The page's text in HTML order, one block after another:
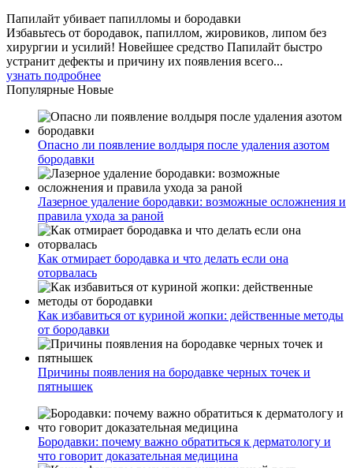
Папилайт убивает папилломы и бородавки
Избавьтесь от бородавок, папиллом, жировиков, липом без
хирургии и усилий! Новейшее средство Папилайт быстро
устранит дефекты и причину их появления всего...
узнать подробнее
Популярные Новые
Опасно ли появление волдыря после удаления азотом
бородавки
Лазерное удаление бородавки: возможные осложнения и
правила ухода за раной
Как отмирает бородавка и что делать если она
оторвалась
Как избавиться от куриной жопки: действенные методы
от бородавки
Причины появления на бородавке черных точек и
пятнышек
Бородавки: почему важно обратиться к дерматологу и
что говорит доказательная медицина